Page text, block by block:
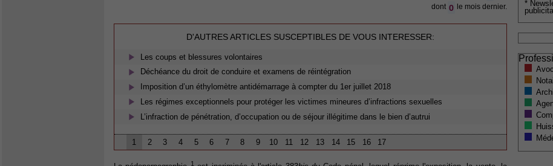
dont 0 le mois dernier.
D'AUTRES ARTICLES SUSCEPTIBLES DE VOUS INTERESSER:
Les coups et blessures volontaires
Déchéance du droit de conduire et examens de réintégration
Imposition d’un éthylomètre antidémarrage à compter du 1er juillet 2018
Les régimes exceptionnels pour protéger les victimes mineures d’infractions sexuelles
L’infraction de pénétration, d’occupation ou de séjour illégitime dans le bien d’autrui
1 2 3 4 5 6 7 8 9 10 11 12 13 14 15 16 17
1
*